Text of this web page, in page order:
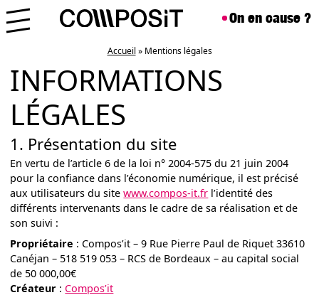
Aller au contenu
Skip to footer
On en cause ?
Accueil » Mentions légales
INFORMATIONS
LÉGALES
1. Présentation du site
En vertu de l’article 6 de la loi n° 2004-575 du 21 juin 2004
pour la confiance dans l’économie numérique, il est précisé
aux utilisateurs du sitewww.compos-it.fr l’identité des
différents intervenants dans le cadre de sa réalisation et de
son suivi :
Propriétaire : Compos’it – 9 Rue Pierre Paul de Riquet 33610
Canéjan – 518 519 053 – RCS de Bordeaux – au capital social
de 50 000,00€
Créateur : Compos’it